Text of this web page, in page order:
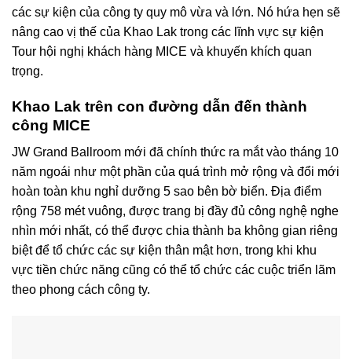
các sự kiện của công ty quy mô vừa và lớn. Nó hứa hẹn sẽ
nâng cao vị thế của Khao Lak trong các lĩnh vực sự kiện
Tour hội nghị khách hàng MICE và khuyến khích quan
trọng.
Khao Lak trên con đường dẫn đến thành
công MICE
JW Grand Ballroom mới đã chính thức ra mắt vào tháng 10
năm ngoái như một phần của quá trình mở rộng và đổi mới
hoàn toàn khu nghỉ dưỡng 5 sao bên bờ biển. Địa điểm
rộng 758 mét vuông, được trang bị đầy đủ công nghệ nghe
nhìn mới nhất, có thể được chia thành ba không gian riêng
biệt để tổ chức các sự kiện thân mật hơn, trong khi khu
vực tiền chức năng cũng có thể tổ chức các cuộc triển lãm
theo phong cách công ty.